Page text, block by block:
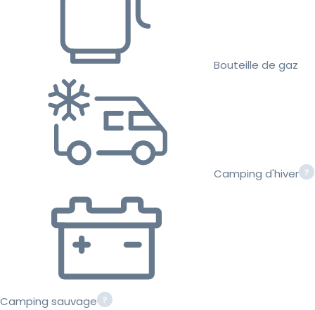
Bouteille de gaz
Camping d'hiver
Camping sauvage